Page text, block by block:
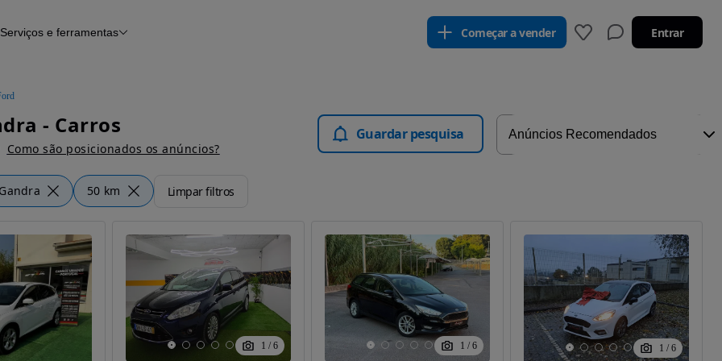
Serviços e ferramentas Começar a vender Entrar
- Carros
Como são posicionados os anúncios?
Guardar pesquisa
Gandra 50 km Limpar filtros
1 / 6 1 / 6 1 / 6